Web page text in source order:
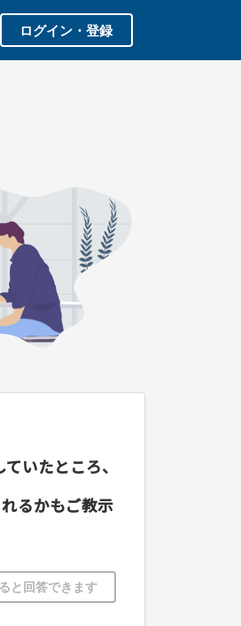
ログイン・登録
いたところ、
るかもご教示
と回答できます